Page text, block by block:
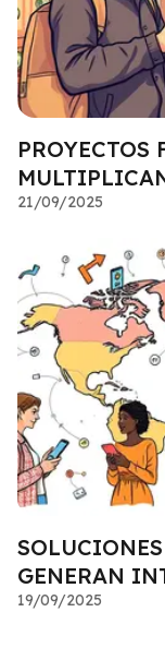
PROYECTOS
21/09/2025
GENERAN
19/09/2025